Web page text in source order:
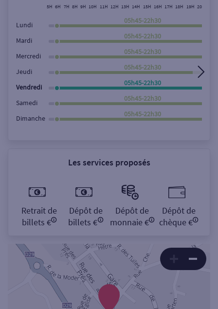
Rue
Rechercher
5H 6H 7H 8H 9H 10H 11H 12H 13H 14H 15H 16H 17H 18H 19H 20H
Lundi
05h45-22h30
Mardi
05h45-22h30
Mercredi
05h45-22h30
Jeudi
05h45-22h30
Vendredi
05h45-22h30
Samedi
05h45-22h30
Dimanche
05h45-22h30
Les services proposés
Retrait de
billets €
Dépôt de
billets €
Dépôt de
monnaie €
Dépôt de
chèque €